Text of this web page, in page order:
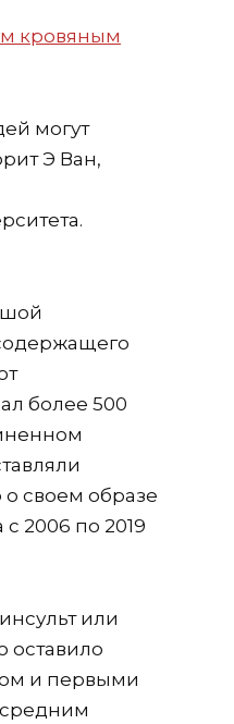
могут
Э Ван,
более 500
своем образе
2006 по 2019
или
оставило
и первыми